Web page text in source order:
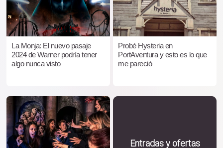
La Monja: El nuevo pasaje
2024 de Warner podría tener
algo nunca visto
Probé Hysteria en
PortAventura y esto es lo que
me pareció
Entradas y ofertas